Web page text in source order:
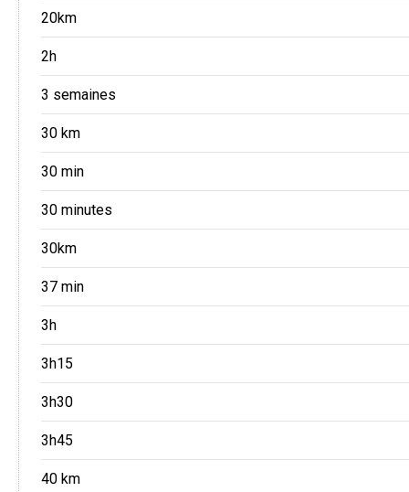
20km
2h
3 semaines
30 km
30 min
30 minutes
30km
37 min
3h
3h15
3h30
3h45
40 km